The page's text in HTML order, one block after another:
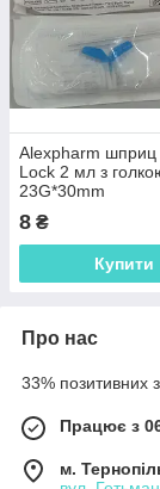
Alexpharm шприц
Lock 2 мл з
23G*30mm
8 ₴
Купити
Про нас
33% позитивних з
Працює з
м.